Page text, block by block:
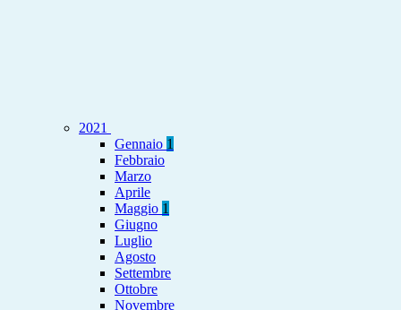
2021
Gennaio 1
Febbraio
Marzo
Aprile
Maggio 1
Giugno
Luglio
Agosto
Settembre
Ottobre
Novembre